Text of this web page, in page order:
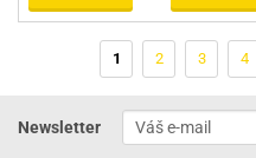
1 2 3 4
Newsletter